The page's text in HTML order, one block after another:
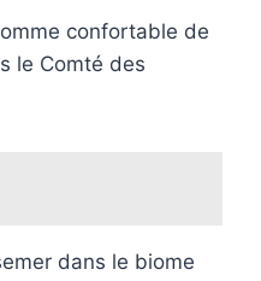
confortable de
le Comté des
dans le biome